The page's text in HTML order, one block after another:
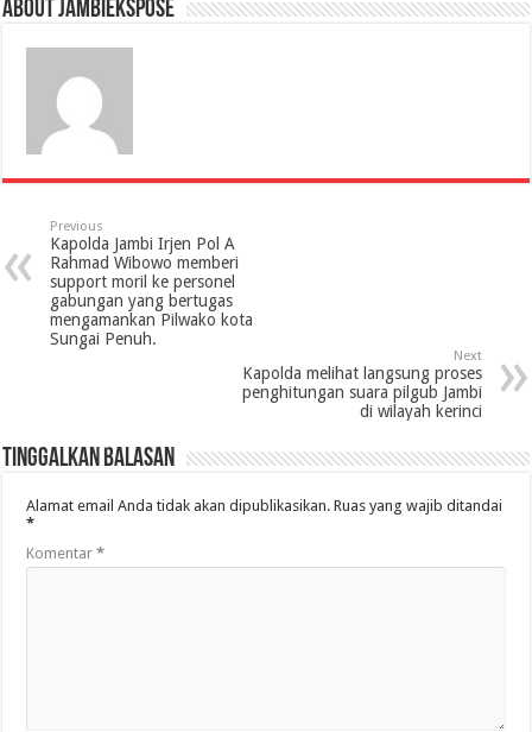
About jambiekspose
Previous
Kapolda Jambi Irjen Pol A
Rahmad Wibowo memberi
support moril ke personel
gabungan yang bertugas
mengamankan Pilwako kota
Sungai Penuh.
Next
Kapolda melihat langsung proses
penghitungan suara pilgub Jambi
di wilayah kerinci
Tinggalkan Balasan
Alamat email Anda tidak akan dipublikasikan. Ruas yang wajib ditandai
*
Komentar*